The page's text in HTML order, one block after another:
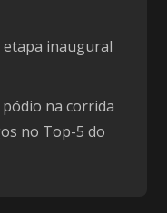
inaugural
na corrida
no Top-5 do